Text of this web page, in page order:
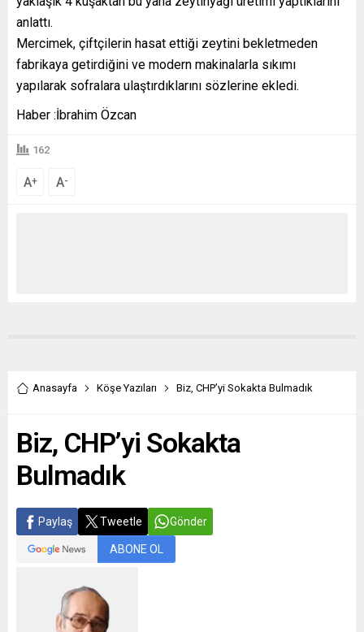
anlattı.
Mercimek, çiftçilerin hasat ettiği zeytini bekletmeden
fabrikaya getirdiğini ve modern makinalarla sıkımı
yapılarak sofralara ulaştırdıklarını sözlerine ekledi.
Haber :İbrahim Özcan
162
A+ A-
Anasayfa Köşe Yazıları Biz, CHP’yi Sokakta Bulmadık
Biz, CHP’yi Sokakta
Bulmadık
Paylaş Tweetle Gönder
ABONE OL